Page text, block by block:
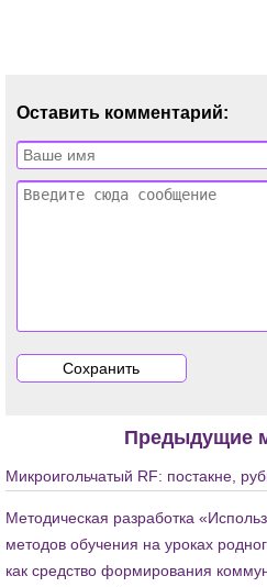
Оставить комментарий:
Предыдущие
Микроигольчатый RF: постакне,
Методическая разработка
методов обучения на уроках
как средство формирования